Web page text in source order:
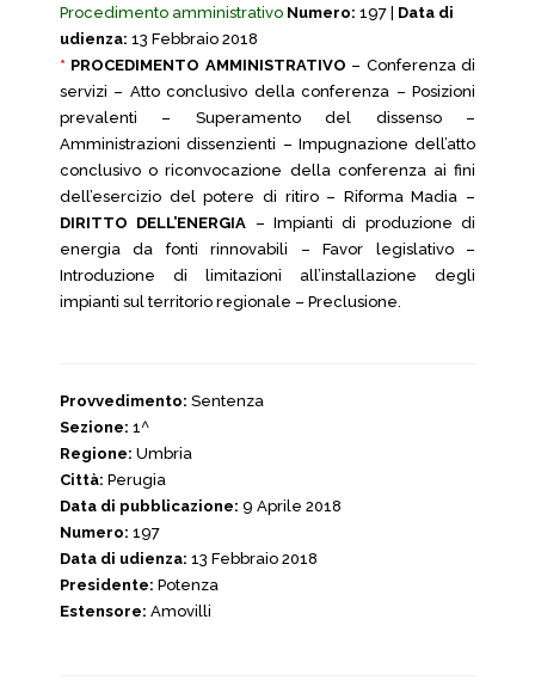
Procedimento amministrativo Numero: 197 | Data di
udienza: 13 Febbraio 2018
* PROCEDIMENTO AMMINISTRATIVO – Conferenza di
servizi – Atto conclusivo della conferenza – Posizioni
prevalenti – Superamento del dissenso –
Amministrazioni dissenzienti – Impugnazione dell’atto
conclusivo o riconvocazione della conferenza ai fini
dell’esercizio del potere di ritiro – Riforma Madia –
DIRITTO DELL’ENERGIA – Impianti di produzione di
energia da fonti rinnovabili – Favor legislativo –
Introduzione di limitazioni all’installazione degli
impianti sul territorio regionale – Preclusione.
Provvedimento: Sentenza
Sezione: 1^
Regione: Umbria
Città: Perugia
Data di pubblicazione: 9 Aprile 2018
Numero: 197
Data di udienza: 13 Febbraio 2018
Presidente: Potenza
Estensore: Amovilli